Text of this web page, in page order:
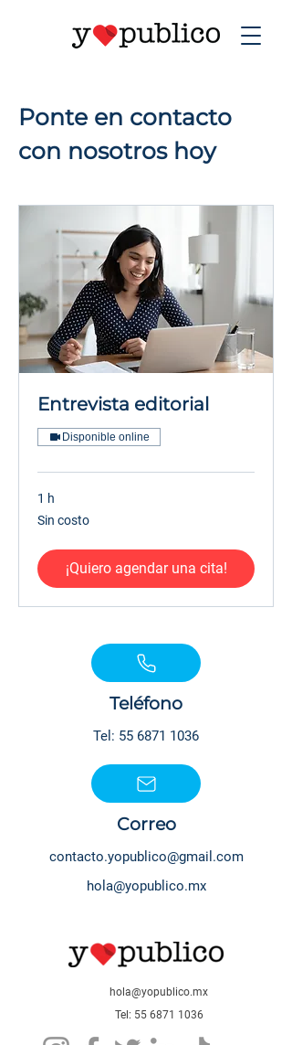
Ponte en contacto
con nosotros hoy
Entrevista editorial
Disponible online
1 h
Sin
costo
Sin costo
¡Quiero agendar una cita!
Teléfono
Tel: 55 6871 1036
Correo
contacto.yopublico@gmail.com
hola@yopublico.mx
hola@yopublico.mx
Tel: 55 6871 1036